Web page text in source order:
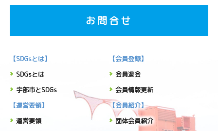
お問合せ
【SDGsとは】
SDGsとは
宇部市とSDGs
【運営要領】
運営要領
【会員登録】
会員退会
会員情報更新
【会員紹介】
団体会員紹介